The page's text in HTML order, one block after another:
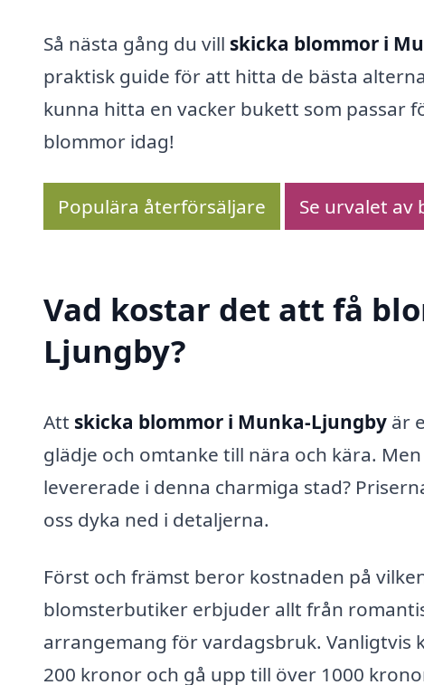
Så nästa gång du vill skicka blommor i
praktisk guide för att hitta de bästa
kunna hitta en vacker bukett som passar
blommor idag!
Populära återförsäljare Se urvalet av
Vad kostar det att få
Ljungby?
Att skicka blommor i Munka-Ljungby är
glädje och omtanke till nära och kära.
levererade i denna charmiga stad?
oss dyka ned i detaljerna.
Först och främst beror kostnaden på
blomsterbutiker erbjuder allt från
arrangemang för vardagsbruk.
200 kronor och gå upp till över 1000